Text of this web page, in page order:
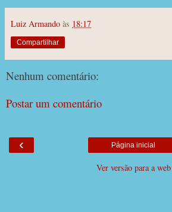
Luiz Armando às 18:17
Compartilhar
Nenhum comentário:
Postar um comentário
‹ Página inicial
Ver versão para a web